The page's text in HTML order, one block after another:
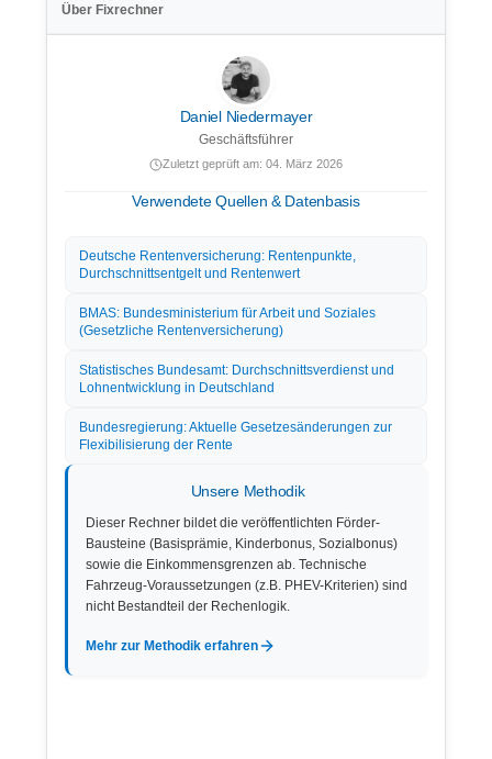
Über Fixrechner
Daniel Niedermayer
Geschäftsführer
Zuletzt geprüft am: 04. März 2026
Verwendete Quellen & Datenbasis
Deutsche Rentenversicherung: Rentenpunkte,
Durchschnittsentgelt und Rentenwert
BMAS: Bundesministerium für Arbeit und Soziales
(Gesetzliche Rentenversicherung)
Statistisches Bundesamt: Durchschnittsverdienst und
Lohnentwicklung in Deutschland
Bundesregierung: Aktuelle Gesetzesänderungen zur
Flexibilisierung der Rente
Unsere Methodik
Dieser Rechner bildet die veröffentlichten Förder-
Bausteine (Basisprämie, Kinderbonus, Sozialbonus)
sowie die Einkommensgrenzen ab. Technische
Fahrzeug-Voraussetzungen (z.B. PHEV-Kriterien) sind
nicht Bestandteil der Rechenlogik.
Mehr zur Methodik erfahren